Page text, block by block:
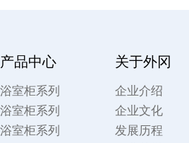
产品中心
浴室柜系列
浴室柜系列
浴室柜系列
关于外冈
企业介绍
企业文化
发展历程